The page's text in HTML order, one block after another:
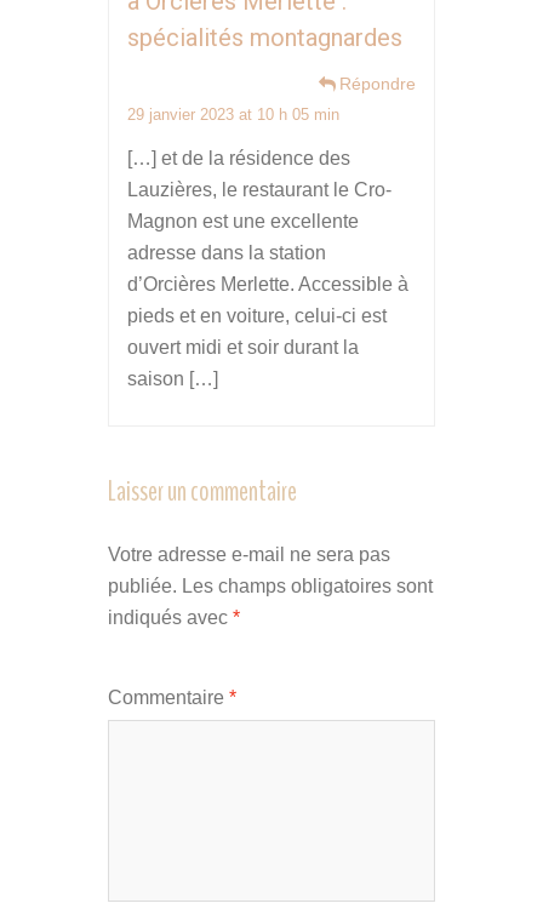
spécialités montagnardes
Répondre
29 janvier 2023 at 10 h 05 min
[…] et de la résidence des
Lauzières, le restaurant le Cro-
Magnon est une excellente
adresse dans la station
d’Orcières Merlette. Accessible à
pieds et en voiture, celui-ci est
ouvert midi et soir durant la
saison […]
Laisser un commentaire
Votre adresse e-mail ne sera pas
publiée. Les champs obligatoires sont
indiqués avec *
Commentaire *